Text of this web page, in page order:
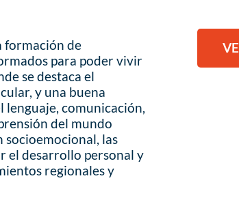
formación de
para poder vivir
se destaca el
y una buena
lenguaje, comunicación,
del mundo
socioemocional, las
el desarrollo personal y
regionales y